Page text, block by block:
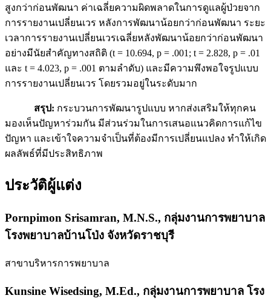
สูงกว่าก่อนพัฒนา ค่าเฉลี่ยความผิดพลาดในการดูแลผู้ป่วยจาก
การรายงานเปลี่ยนเวร หลังการพัฒนาน้อยกว่าก่อนพัฒนา ระยะ
เวลาการรายงานเปลี่ยนเวรเฉลี่ยหลังพัฒนาน้อยกว่าก่อนพัฒนา
อย่างมีนัยสำคัญทางสถิติ (t = 10.694, p = .001; t = 2.828, p = .01
และ t = 4.023, p = .001 ตามลำดับ) และมีความพึงพอใจรูปแบบ
การรายงานเปลี่ยนเวร โดยรวมอยู่ในระดับมาก
สรุป: กระบวนการพัฒนารูปแบบ หากส่งเสริมให้ทุกคน
มองเห็นปัญหาร่วมกัน มีส่วนร่วมในการเสนอแนวคิดการแก้ไข
ปัญหา และเข้าใจความจำเป็นที่ต้องมีการเปลี่ยนแปลง ทำให้เกิด
ผลลัพธ์ที่มีประสิทธิภาพ
ประวัติผู้แต่ง
Pornpimon Srisamran, M.N.S., กลุ่มงานการพยาบาล
โรงพยาบาลบ้านโป่ง จังหวัดราชบุรี
สาขาบริหารการพยาบาล
Kunsine Wisedsing, M.Ed., กลุ่มงานการพยาบาล โรง